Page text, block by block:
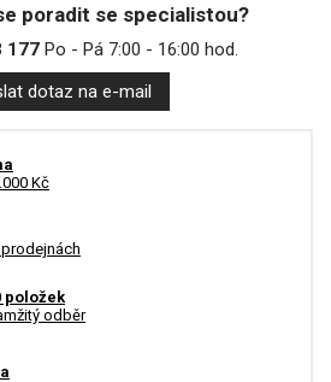
poradit se specialistou?
177Po - Pá 7:00 - 16:00 hod.
dotaz na e-mail
Kč
položek
odběr